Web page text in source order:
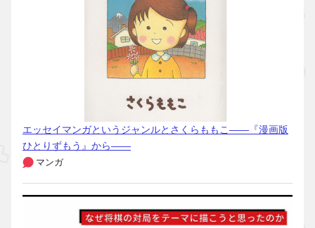
エッセイマンガというジャンルとさくらももこ――『漫画版
ひとりずもう』から――
マンガ